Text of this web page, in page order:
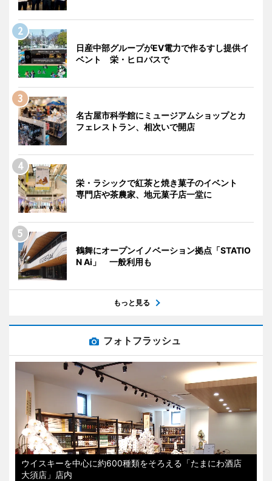
日産中部グループがEV電力で作るすし提供イ
ベント 栄・ヒロバスで
名古屋市科学館にミュージアムショップとカ
フェレストラン、相次いで開店
栄・ラシックで紅茶と焼き菓子のイベント
専門店や茶農家、地元菓子店一堂に
鶴舞にオープンイノベーション拠点「STATIO
N Ai」 一般利用も
もっと見る
フォトフラッシュ
ウイスキーを中心に約600種類をそろえる「たまにわ酒店
大須店」店内